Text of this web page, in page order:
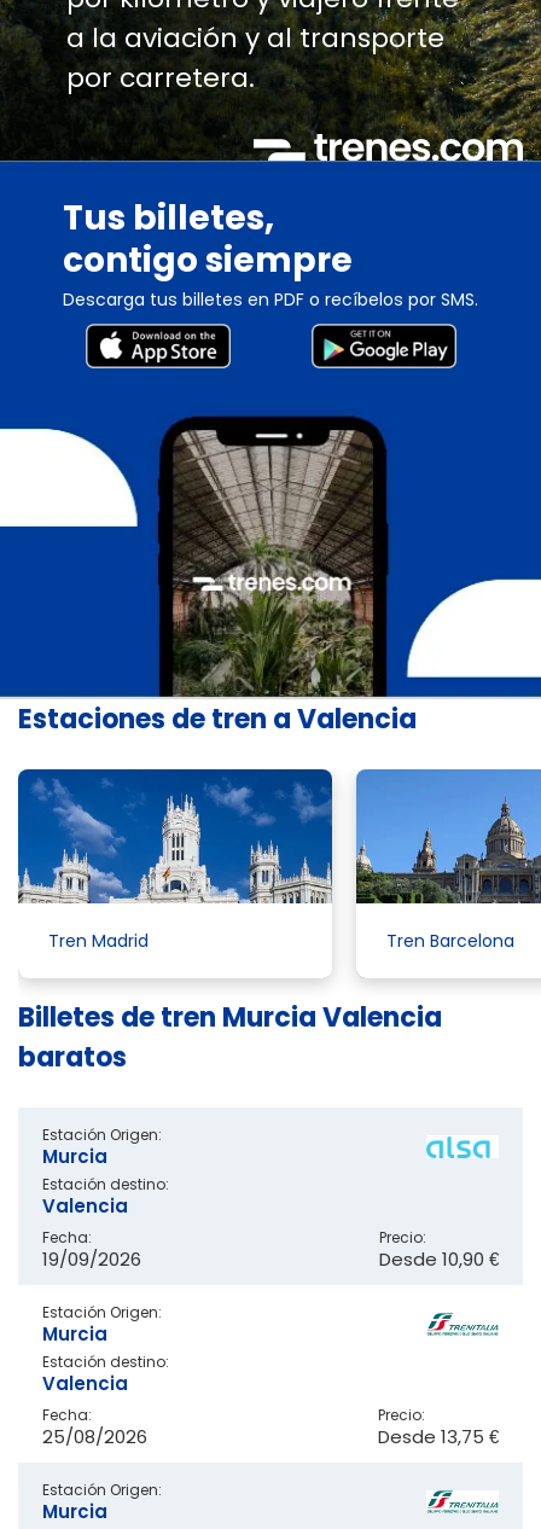
a la aviación y al transporte
por carretera.
Tus billetes,
contigo siempre
Descarga tus billetes en PDF o recíbelos por SMS.
Estaciones de tren a Valencia
Tren Madrid Tren Barcelona
Billetes de tren Murcia Valencia
baratos
Estación Origen:
Murcia
Estación destino:
Valencia
Fecha:
19/09/2026
Precio:
Desde 10,90 €
Estación Origen:
Murcia
Estación destino:
Valencia
Fecha:
25/08/2026
Precio:
Desde 13,75 €
Estación Origen:
Murcia